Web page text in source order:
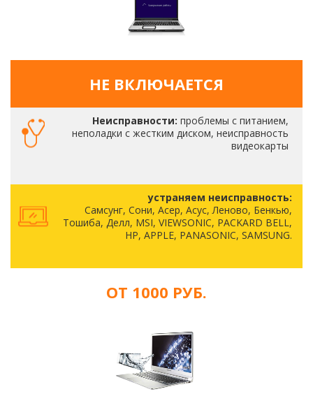
НЕ ВКЛЮЧАЕТСЯ
Неисправности: проблемы с питанием,
неполадки с жестким диском, неисправность
видеокарты
устраняем неисправность:
Самсунг, Сони, Асер, Асус, Леново, Бенкью,
Тошиба, Делл, MSI, VIEWSONIC, PACKARD BELL,
HP, APPLE, PANASONIC, SAMSUNG.
ОТ 1000 РУБ.